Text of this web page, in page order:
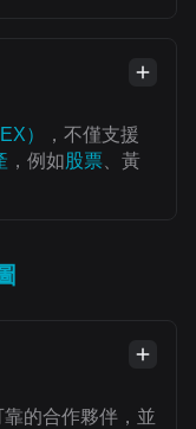
）
，不僅支援
，例如 股票 、黃
的合作夥伴，並